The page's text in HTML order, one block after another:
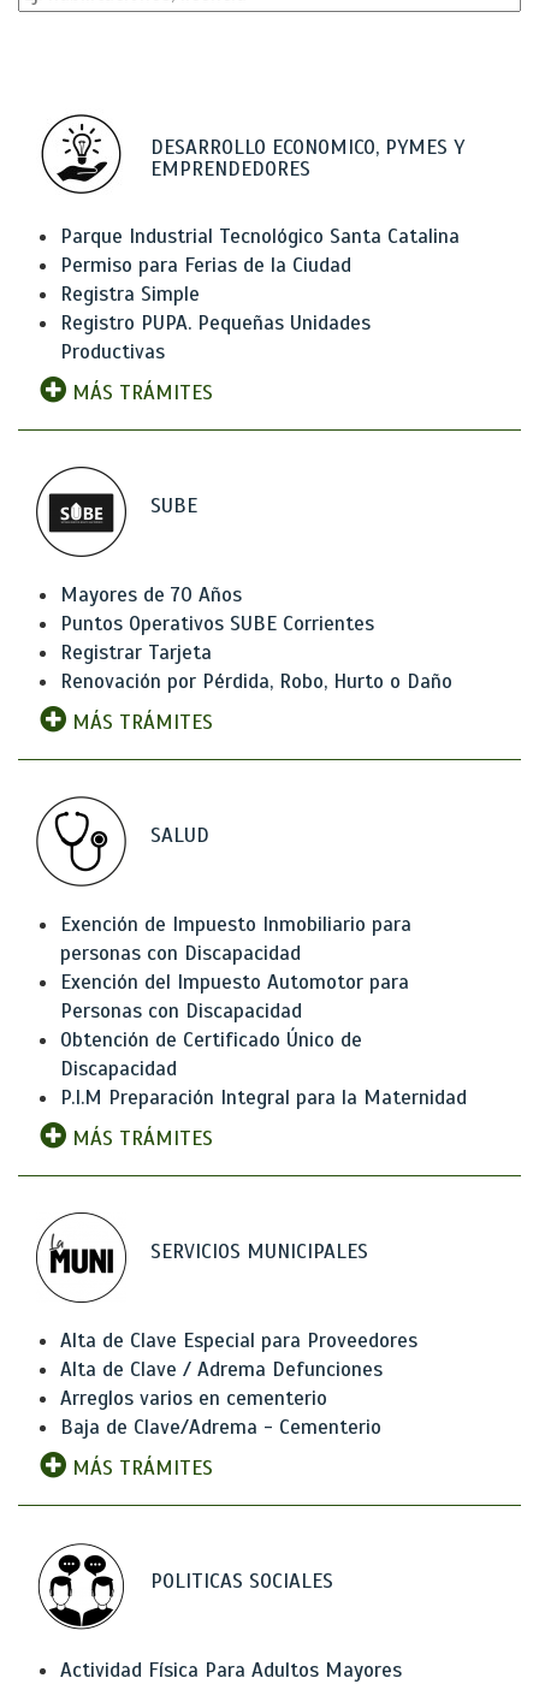
DESARROLLO ECONOMICO, PYMES Y
EMPRENDEDORES
Parque Industrial Tecnológico Santa Catalina
Permiso para Ferias de la Ciudad
Registra Simple
Registro PUPA. Pequeñas Unidades
Productivas
MÁS TRÁMITES
SUBE
Mayores de 70 Años
Puntos Operativos SUBE Corrientes
Registrar Tarjeta
Renovación por Pérdida, Robo, Hurto o Daño
MÁS TRÁMITES
SALUD
Exención de Impuesto Inmobiliario para
personas con Discapacidad
Exención del Impuesto Automotor para
Personas con Discapacidad
Obtención de Certificado Único de
Discapacidad
P.I.M Preparación Integral para la Maternidad
MÁS TRÁMITES
SERVICIOS MUNICIPALES
Alta de Clave Especial para Proveedores
Alta de Clave / Adrema Defunciones
Arreglos varios en cementerio
Baja de Clave/Adrema - Cementerio
MÁS TRÁMITES
POLITICAS SOCIALES
Actividad Física Para Adultos Mayores